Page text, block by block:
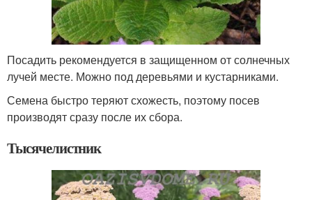
Посадить рекомендуется в защищенном от солнечных
лучей месте. Можно под деревьями и кустарниками.
Семена быстро теряют схожесть, поэтому посев
производят сразу после их сбора.
Тысячелистник